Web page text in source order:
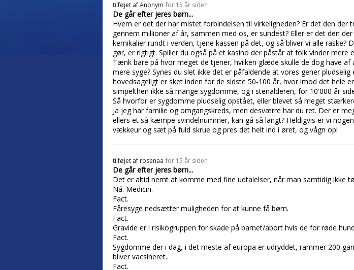
tilføjet afAnonym for 15 år siden
De går efter jeres børn...
Hvem er det der har mistet forbindelsen til virkeligheden? Er det den
gennem millioner af år, sammen med os, er sundest? Eller er det den
kemikalier rundt i verden, tjene kassen på det, og så bliver vi alle
gør, er rigtigt. Spiller du også på et kasino der påstår at folk vinder mere
Tænk bare på hvor meget de tjener, hvilken glæde skulle de dog have
mere syge? Synes du slet ikke det er påfaldende at vores gener
hovedsageligt er sket inden for de sidste 50-100 år, hvor imod det hele
simpelthen ikke så mange sygdomme, og i stenalderen, for 10'000 år
Så hvorfor er sygdomme pludselig opstået, eller blevet så meget
Ja jeg har familie og omgangskreds, men desværre har du ret. Der er
ellers et så kæmpe svindelnummer, kan gå så langt? Heldigvis er vi
vækkeur og sæt på fuld skrue og pres det helt ind i øret, og vågn op!
tilføjet af rosenaa for 15 år siden
De går efter jeres børn...
Det er altid nemt at komme med fine udtalelser, når man samtidig ikke
Nå. Medicin.
Fact.
Fåresyge nedsætter muligheden for at kunne få børn.
Fact.
Gravide er i risikogruppen for skade på barnet/abort hvis de for røde
Fact.
Sygdomme der i dag, i det meste af europa er udryddet, rammer 200
bliver vacsineret..
Fact.